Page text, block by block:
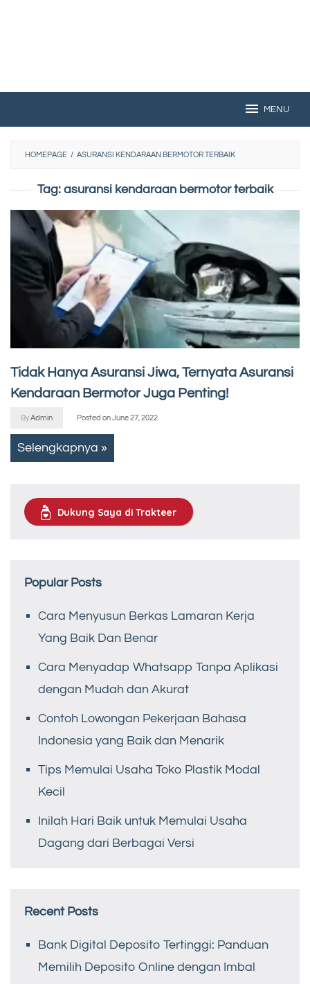
MENU
HOMEPAGE / ASURANSI KENDARAAN BERMOTOR TERBAIK
Tag: asuransi kendaraan bermotor terbaik
Tidak Hanya Asuransi Jiwa, Ternyata Asuransi
Kendaraan Bermotor Juga Penting!
ByAdmin Posted onJune 27, 2022
Selengkapnya »
Dukung Saya di Trakteer
Popular Posts
Cara Menyusun Berkas Lamaran Kerja
Yang Baik Dan Benar
Cara Menyadap Whatsapp Tanpa Aplikasi
dengan Mudah dan Akurat
Contoh Lowongan Pekerjaan Bahasa
Indonesia yang Baik dan Menarik
Tips Memulai Usaha Toko Plastik Modal
Kecil
Inilah Hari Baik untuk Memulai Usaha
Dagang dari Berbagai Versi
Recent Posts
Bank Digital Deposito Tertinggi: Panduan
Memilih Deposito Online dengan Imbal